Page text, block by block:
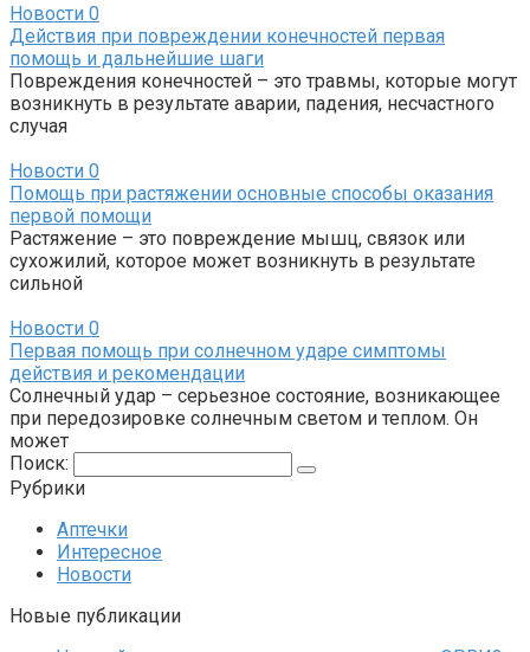
Новости 0
Действия при повреждении конечностей первая
помощь и дальнейшие шаги
Повреждения конечностей – это травмы, которые могут
возникнуть в результате аварии, падения, несчастного
случая
Новости 0
Помощь при растяжении основные способы оказания
первой помощи
Растяжение – это повреждение мышц, связок или
сухожилий, которое может возникнуть в результате
сильной
Новости 0
Первая помощь при солнечном ударе симптомы
действия и рекомендации
Солнечный удар – серьезное состояние, возникающее
при передозировке солнечным светом и теплом. Он
может
Поиск:
Рубрики
Аптечки
Интересное
Новости
Новые публикации